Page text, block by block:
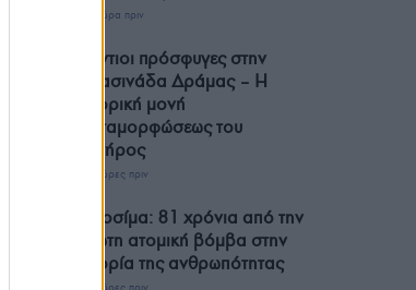
1 ώρα πριν
Πόντιοι πρόσφυγες στην
Πρασινάδα Δράμας – Η
ιστορική μονή
Μεταμορφώσεως του
Σωτήρος
2 ώρες πριν
Χιροσίμα: 81 χρόνια από την
πρώτη ατομική βόμβα στην
ιστορία της ανθρωπότητας